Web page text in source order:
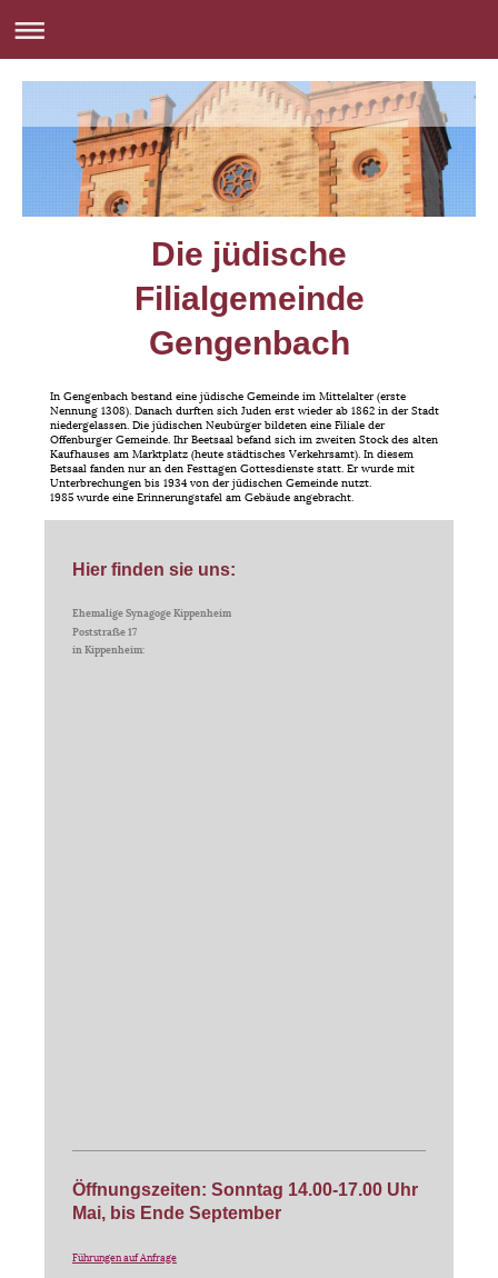
Die jüdische
Filialgemeinde
Gengenbach
In Gengenbach bestand eine jüdische Gemeinde im Mittelalter (erste
Nennung 1308). Danach durften sich Juden erst wieder ab 1862 in der Stadt
niedergelassen. Die jüdischen Neubürger bildeten eine Filiale der
Offenburger Gemeinde. Ihr Beetsaal befand sich im zweiten Stock des alten
Kaufhauses am Marktplatz (heute städtisches Verkehrsamt). In diesem
Betsaal fanden nur an den Festtagen Gottesdienste statt. Er wurde mit
Unterbrechungen bis 1934 von der jüdischen Gemeinde nutzt.
1985 wurde eine Erinnerungstafel am Gebäude angebracht.
Hier finden sie uns:
Ehemalige Synagoge Kippenheim
Poststraße 17
in Kippenheim:
Öffnungszeiten: Sonntag 14.00-17.00 Uhr
Mai, bis Ende September
Führungen auf Anfrage